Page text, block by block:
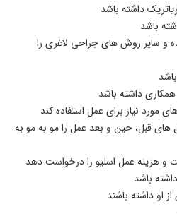
داشته باشد
باشد
و سایر روش های جراحی لاغری را
داشته باشد
مورد نیاز برای عمل استفاده کند
های قبل، حین و بعد عمل را مو به مو به
و هزینه عمل اسلیو را درخواست دهد
باشد
او داشته باشند